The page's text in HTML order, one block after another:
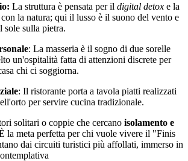
La struttura è pensata per il digital detox e la
la natura; qui il lusso è il suono del vento e
sole sulla pietra.
: La masseria è il sogno di due sorelle
un'ospitalità fatta di attenzioni discrete per
chi ci soggiorna.
: Il ristorante porta a tavola piatti realizzati
per servire cucina tradizionale.
solitari o coppie che cercano isolamento e
la meta perfetta per chi vuole vivere il "Finis
dai circuiti turistici più affollati, immerso in